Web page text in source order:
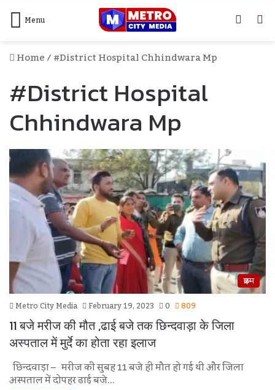
Menu
Log
Home/#district Hospital Chhindwara Mp
#district Hospital
Chhindwara Mp
क्राइम
Metro City Media
February 19, 2023 0 809
11 बजे मरीज की मौत ,ढाई बजे तक छिन्दवाड़ा के जिला
अस्पताल में मुर्दे का होता रहा इलाज
छिन्दवाड़ा – मरीज की सुबह 11 बजे ही मौत हो गई थी और जिला
अस्पताल में दोपहर ढाई बजे…